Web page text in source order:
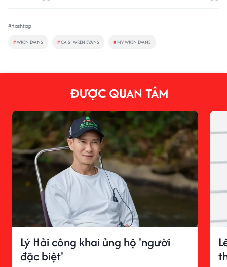
#Hashtag
#WREN EVANS #CA SĨ WREN EVANS # MV WREN EVANS
ĐƯỢC QUAN TÂM
Lý Hải công khai ủng hộ 'người
đặc biệt'